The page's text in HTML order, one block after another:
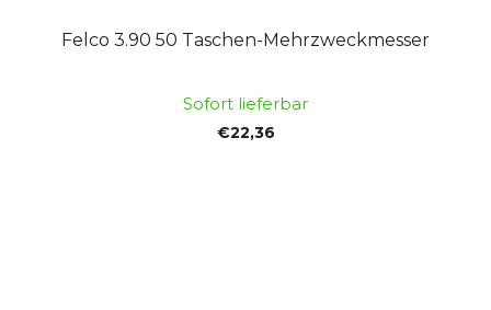
Felco 3.90 50 Taschen-Mehrzweckmesser
Sofort lieferbar
€22,36